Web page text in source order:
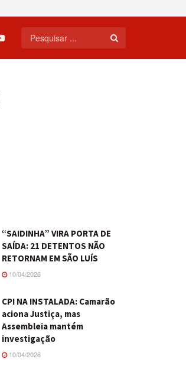
“SAIDINHA” VIRA PORTA DE
SAÍDA: 21 DETENTOS NÃO
RETORNAM EM SÃO LUÍS
10/04/2026
CPI NA INSTALADA: Camarão
aciona Justiça, mas
Assembleia mantém
investigação
10/04/2026